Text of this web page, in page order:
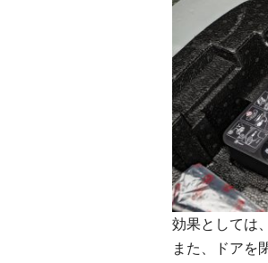
効果としては
また、ドアを